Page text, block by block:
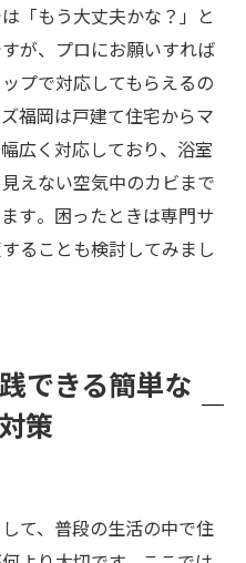
「もう大丈夫かな？」と
が、プロにお願いすれば
プで対応してもらえるの
福岡は戸建て住宅からマ
広く対応しており、浴室
えない空気中のカビまで
す​。困ったときは専門サ
ることも検討してみまし
できる簡単な
策
て、普段の生活の中で住